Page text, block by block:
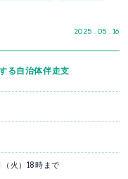
2025 . 05 . 16
る自治体伴走支
火）18時まで